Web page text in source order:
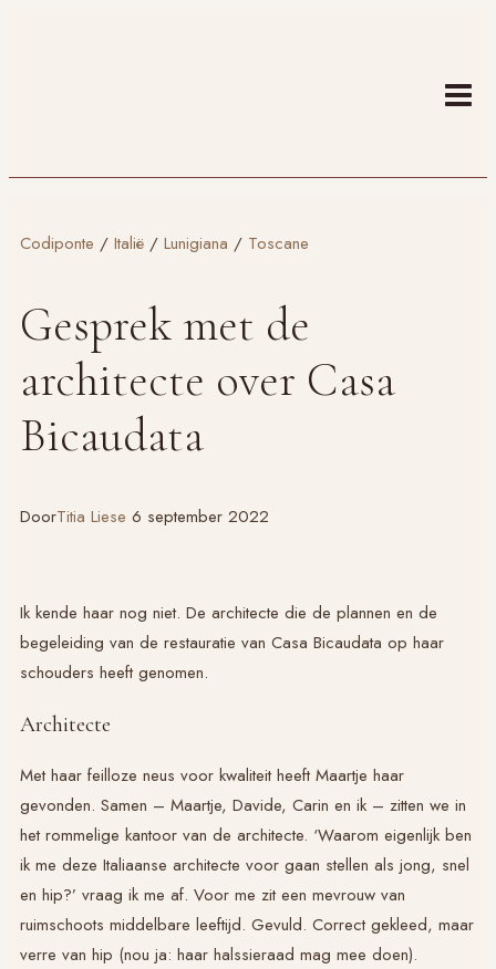
Codiponte / Italië / Lunigiana / Toscane
Gesprek met de
architecte over Casa
Bicaudata
DoorTitia Liese 6 september 2022
Ik kende haar nog niet. De architecte die de plannen en de
begeleiding van de restauratie van Casa Bicaudata op haar
schouders heeft genomen.
Architecte
Met haar feilloze neus voor kwaliteit heeft Maartje haar
gevonden. Samen – Maartje, Davide, Carin en ik – zitten we in
het rommelige kantoor van de architecte. ‘Waarom eigenlijk ben
ik me deze Italiaanse architecte voor gaan stellen als jong, snel
en hip?’ vraag ik me af. Voor me zit een mevrouw van
ruimschoots middelbare leeftijd. Gevuld. Correct gekleed, maar
verre van hip (nou ja: haar halssieraad mag mee doen).